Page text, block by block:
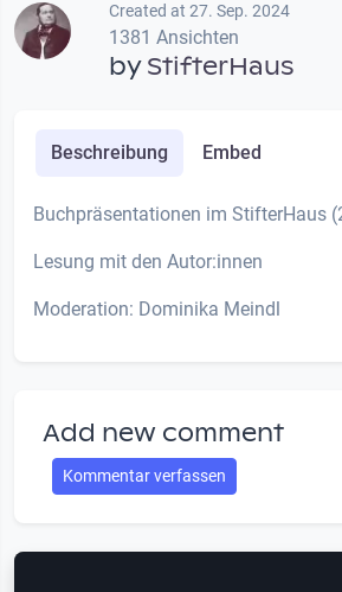
Created at 27. Sep. 2024
1381 Ansichten
byStifterHaus
Beschreibung Embed
Buchpräsentationen im StifterHaus
Lesung mit den Autor:innen
Moderation: Dominika Meindl
Add new comment
Kommentar verfassen